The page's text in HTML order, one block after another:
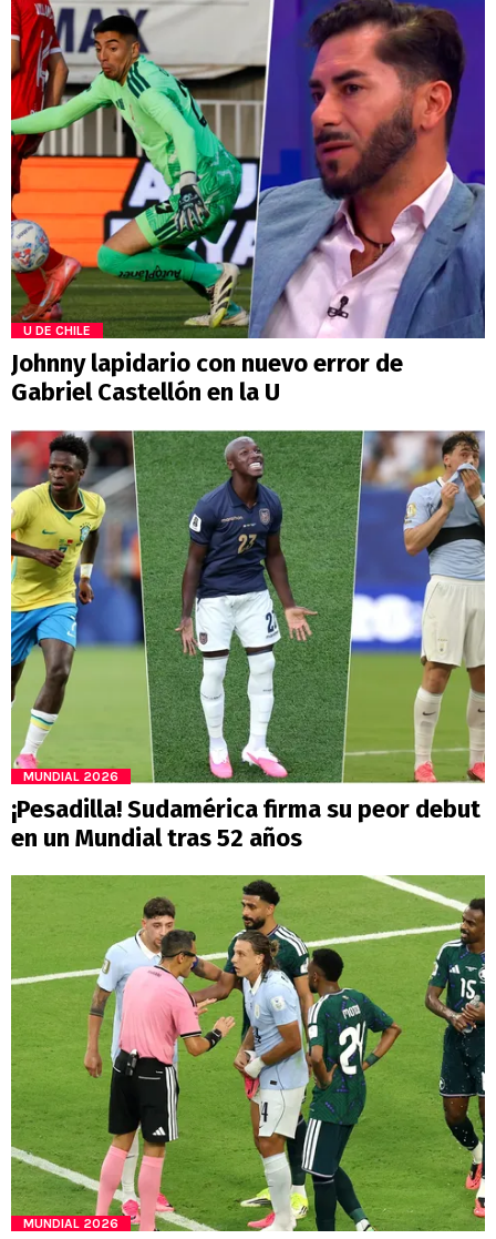
U DE CHILE
Johnny lapidario con nuevo error de
Gabriel Castellón en la U
MUNDIAL 2026
¡Pesadilla! Sudamérica firma su peor debut
en un Mundial tras 52 años
MUNDIAL 2026